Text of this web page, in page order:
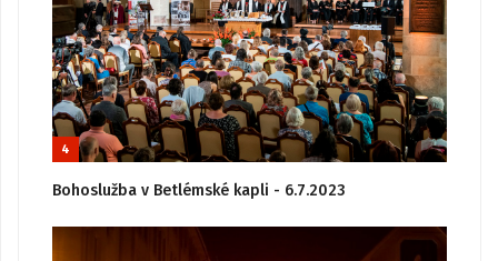
4
Bohoslužba v Betlémské kapli - 6.7.2023